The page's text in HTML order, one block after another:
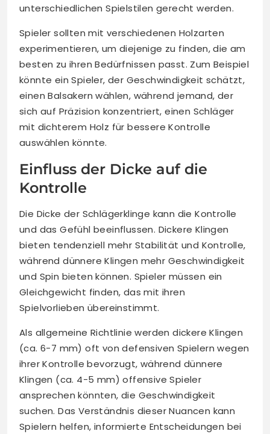
unterschiedlichen Spielstilen gerecht werden.
Spieler sollten mit verschiedenen Holzarten
experimentieren, um diejenige zu finden, die am
besten zu ihren Bedürfnissen passt. Zum Beispiel
könnte ein Spieler, der Geschwindigkeit schätzt,
einen Balsakern wählen, während jemand, der
sich auf Präzision konzentriert, einen Schläger
mit dichterem Holz für bessere Kontrolle
auswählen könnte.
Einfluss der Dicke auf die
Kontrolle
Die Dicke der Schlägerklinge kann die Kontrolle
und das Gefühl beeinflussen. Dickere Klingen
bieten tendenziell mehr Stabilität und Kontrolle,
während dünnere Klingen mehr Geschwindigkeit
und Spin bieten können. Spieler müssen ein
Gleichgewicht finden, das mit ihren
Spielvorlieben übereinstimmt.
Als allgemeine Richtlinie werden dickere Klingen
(ca. 6-7 mm) oft von defensiven Spielern wegen
ihrer Kontrolle bevorzugt, während dünnere
Klingen (ca. 4-5 mm) offensive Spieler
ansprechen könnten, die Geschwindigkeit
suchen. Das Verständnis dieser Nuancen kann
Spielern helfen, informierte Entscheidungen bei